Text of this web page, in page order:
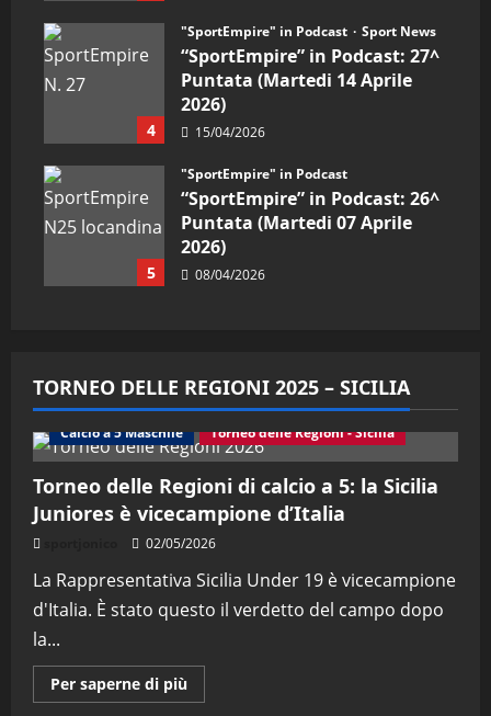
4
"SportEmpire" in Podcast Sport News
“SportEmpire” in Podcast: 27^
Puntata (Martedi 14 Aprile
2026)
15/04/2026
5
"SportEmpire" in Podcast
“SportEmpire” in Podcast: 26^
Puntata (Martedi 07 Aprile
2026)
08/04/2026
TORNEO DELLE REGIONI 2025 – SICILIA
Calcio a 5 Maschile Torneo delle Regioni - Sicilia
Torneo delle Regioni di calcio a 5: la Sicilia
Juniores è vicecampione d’Italia
02/05/2026
La Rappresentativa Sicilia Under 19 è vicecampione
d'Italia. È stato questo il verdetto del campo dopo
la...
Per saperne di più
informazioni